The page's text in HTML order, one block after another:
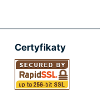
Certyfikaty